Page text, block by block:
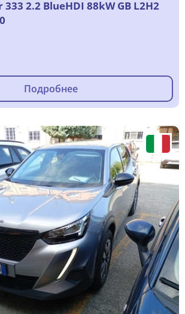
2.2 BlueHDI 88kW GB L2H2
Подробнее